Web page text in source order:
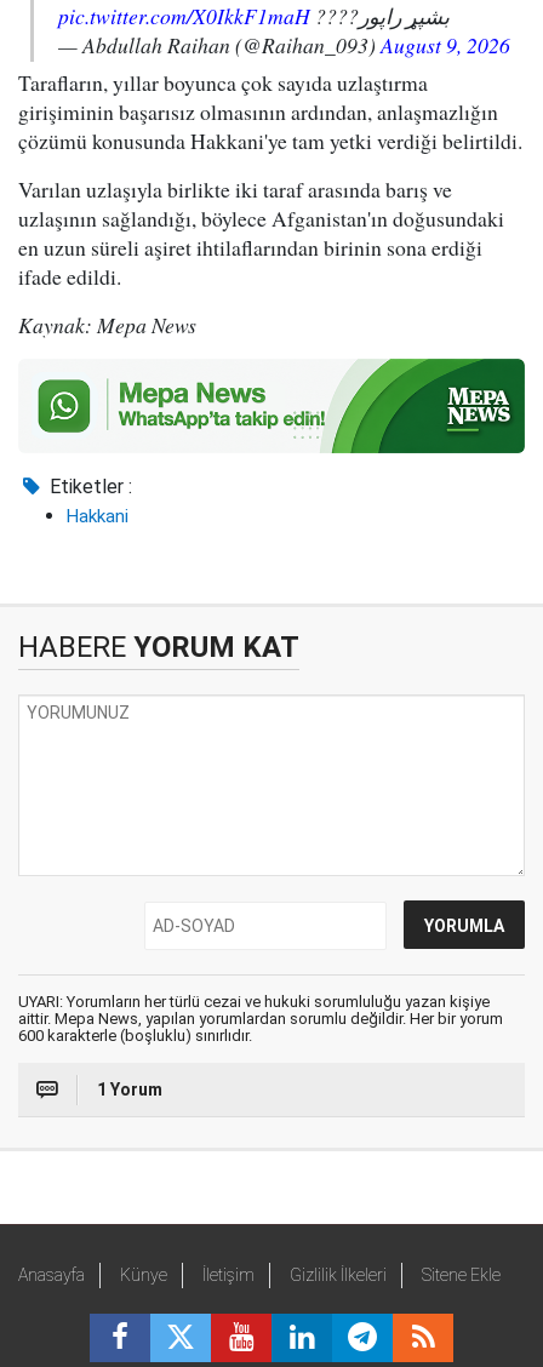
بشپړ راپور????pic.twitter.com/X0IkkF1maH
— Abdullah Raihan (@Raihan_093)August 9, 2026
Tarafların, yıllar boyunca çok sayıda uzlaştırma
girişiminin başarısız olmasının ardından, anlaşmazlığın
çözümü konusunda Hakkani'ye tam yetki verdiği belirtildi.
Varılan uzlaşıyla birlikte iki taraf arasında barış ve
uzlaşının sağlandığı, böylece Afganistan'ın doğusundaki
en uzun süreli aşiret ihtilaflarından birinin sona erdiği
ifade edildi.
Kaynak: Mepa News
Etiketler :
Hakkani
HABERE YORUM KAT
UYARI: Yorumların her türlü cezai ve hukuki sorumluluğu yazan kişiye
aittir. Mepa News, yapılan yorumlardan sorumlu değildir. Her bir yorum
600 karakterle (boşluklu) sınırlıdır.
1 Yorum
Anasayfa Künye İletişim Gizlilik İlkeleri Sitene Ekle